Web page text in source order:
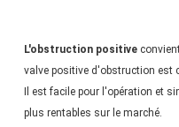
L'obstruction positive
valve positive d'obstruction est
Il est facile pour l'opération et
plus rentables sur le marché.